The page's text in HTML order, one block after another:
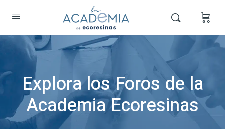
Explora los Foros de la
Academia Ecoresinas